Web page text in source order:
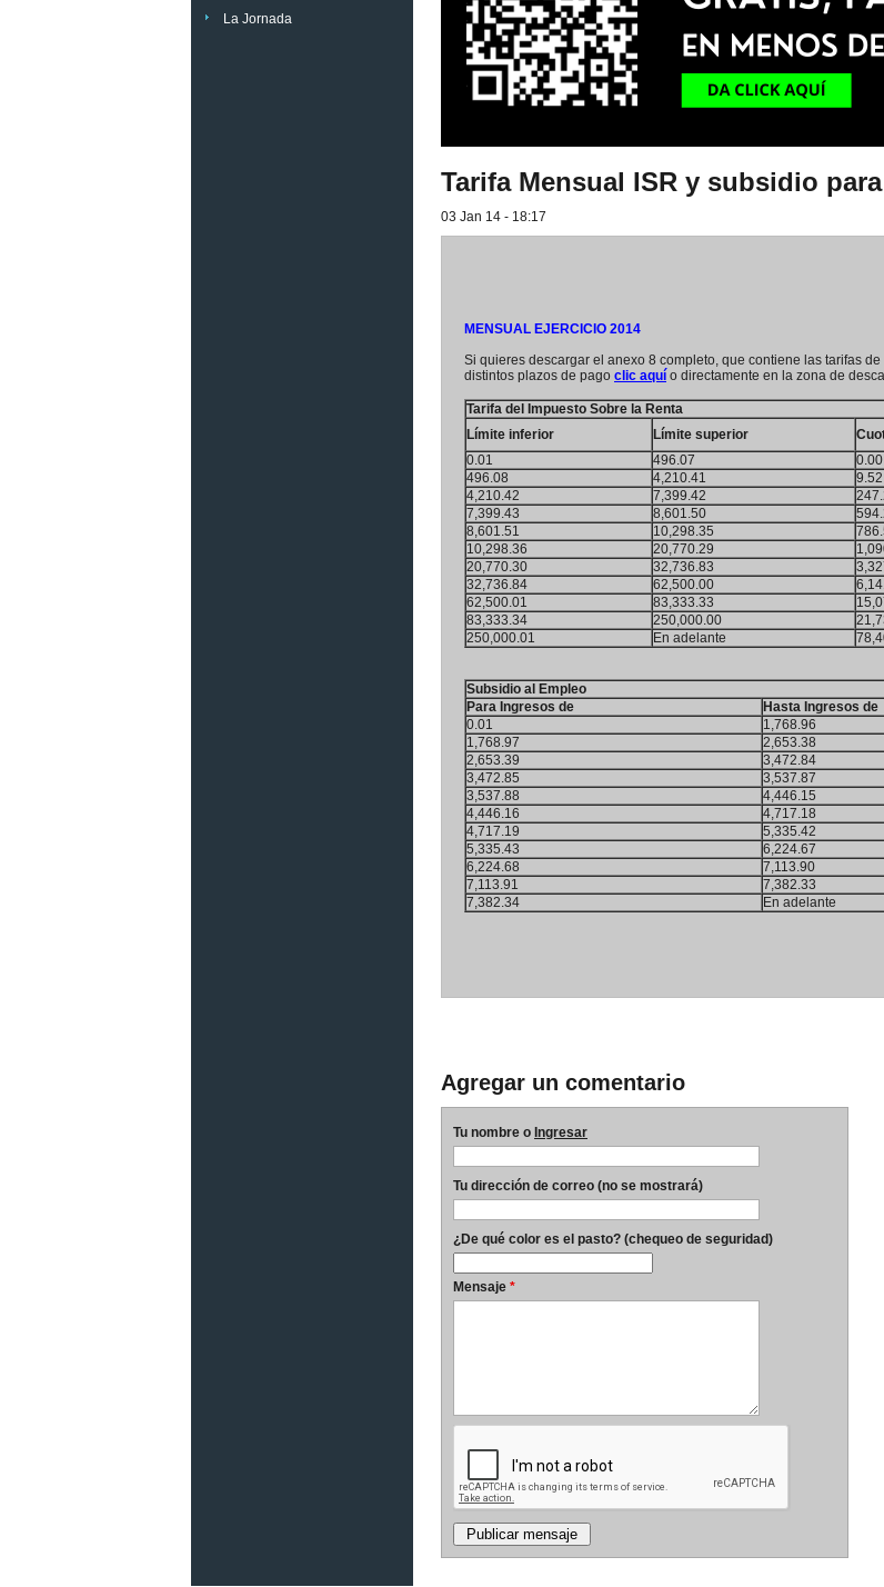
La Jornada
Tarifa Mensual ISR y subsidio
03 Jan 14 - 18:17
MENSUAL EJERCICIO 2014
Si quieres descargar el anexo 8 completo, que contiene las tarifas
distintos plazos de pago clic aquí o directamente en la zona de
Tarifa del Impuesto Sobre la Renta
Límite inferior
Límite superior
0.01
496.07 0.00
496.08
4,210.41 9.52
4,210.42
7,399.42
7,399.43
8,601.50
8,601.51
10,298.35
10,298.36
20,770.29
20,770.30
32,736.83
32,736.84
62,500.00
62,500.01
83,333.33
83,333.34
250,000.00
250,000.01
En adelante
Subsidio al Empleo
Para Ingresos de
Hasta Ingresos de
0.01
1,768.96
1,768.97
2,653.38
2,653.39
3,472.84
3,472.85
3,537.87
3,537.88
4,446.15
4,446.16
4,717.18
4,717.19
5,335.42
5,335.43
6,224.67
6,224.68
7,113.90
7,113.91
7,382.33
7,382.34
En adelante
Agregar un comentario
Tu nombre o Ingresar
Tu dirección de correo (no se mostrará)
¿De qué color es el pasto? (chequeo de seguridad)
Mensaje *